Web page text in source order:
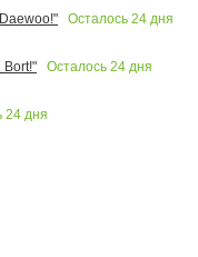
Осталось 24 дня
Bort!"
Осталось 24 дня
24 дня